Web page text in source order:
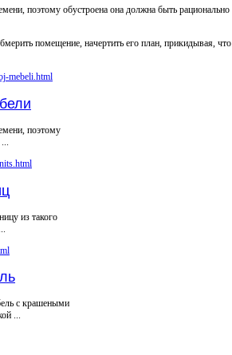
поэтому обустроена она должна быть рационально
помещение, начертить его план, прикидывая, что
поэтому
из такого
с крашеными
...